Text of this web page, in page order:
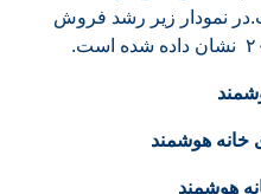
داشت.در نمودار زیر رشد فروش
خانه هوشمند
هوشمند